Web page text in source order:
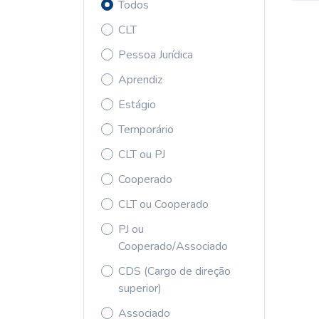
Todos
CLT
Pessoa Jurídica
Aprendiz
Estágio
Temporário
CLT ou PJ
Cooperado
CLT ou Cooperado
PJ ou
Cooperado/Associado
CDS (Cargo de direção
superior)
Associado